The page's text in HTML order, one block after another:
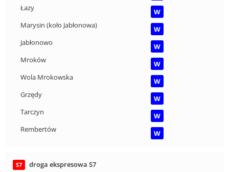
Łazy
W
Marysin (koło Jabłonowa)
W
Jabłonowo
W
Mroków
W
Wola Mrokowska
W
Grzędy
W
Tarczyn
W
Rembertów
W
S7
droga ekspresowa S7